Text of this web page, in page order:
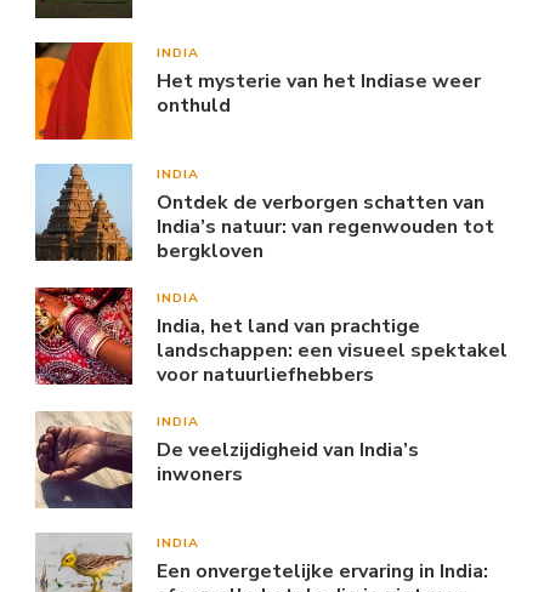
INDIA
Het mysterie van het Indiase weer
onthuld
INDIA
Ontdek de verborgen schatten van
India’s natuur: van regenwouden tot
bergkloven
INDIA
India, het land van prachtige
landschappen: een visueel spektakel
voor natuurliefhebbers
INDIA
De veelzijdigheid van India’s
inwoners
INDIA
Een onvergetelijke ervaring in India: